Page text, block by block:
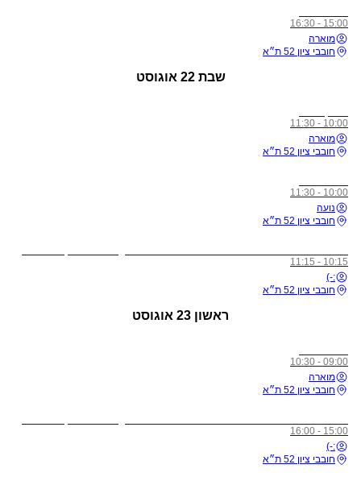
15:00 - 16:30
מוארה
חובבי ציון 52 ת״א
שבת 22 אוגוסט
10:00 - 11:30
מוארה
חובבי ציון 52 ת״א
10:00 - 11:30
נועה
חובבי ציון 52 ת״א
10:15 - 11:15
:-)
חובבי ציון 52 ת״א
ראשון 23 אוגוסט
09:00 - 10:30
מוארה
חובבי ציון 52 ת״א
15:00 - 16:00
:-)
חובבי ציון 52 ת״א